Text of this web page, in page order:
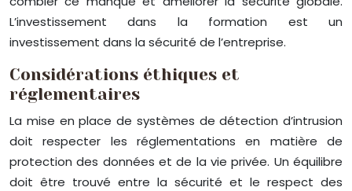
L’investissement dans la formation est un
investissement dans la sécurité de l’entreprise.
Considérations éthiques et
réglementaires
La mise en place de systèmes de détection d’intrusion
doit respecter les réglementations en matière de
protection des données et de la vie privée. Un équilibre
doit être trouvé entre la sécurité et le respect des